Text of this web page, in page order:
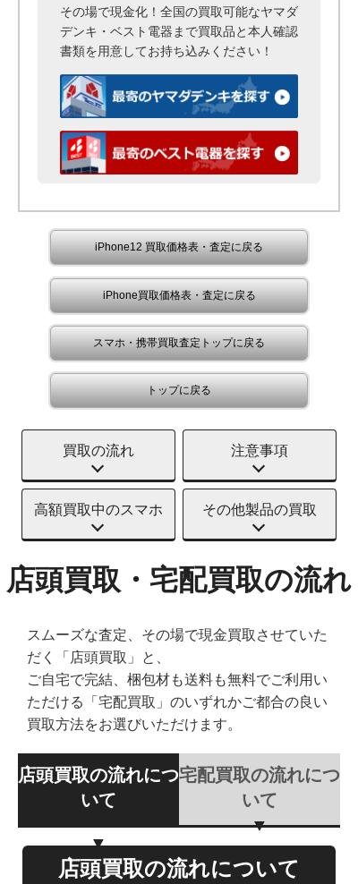
その場で現金化！全国の買取可能なヤマダ
デンキ・ベスト電器まで買取品と本人確認
書類を用意してお持ち込みください！
iPhone12 買取価格表・査定に戻る
iPhone買取価格表・査定に戻る
スマホ・携帯買取査定トップに戻る
トップに戻る
買取の流れ 注意事項
高額買取中のスマホ その他製品の買取
店頭買取・宅配買取の流れ
スムーズな査定、その場で現金買取させていた
だく「店頭買取」と、
ご自宅で完結、梱包材も送料も無料でご利用い
ただける「宅配買取」のいずれかご都合の良い
買取方法をお選びいただけます。
店頭買取の流れにつ
いて
宅配買取の流れにつ
いて
店頭買取の流れについて